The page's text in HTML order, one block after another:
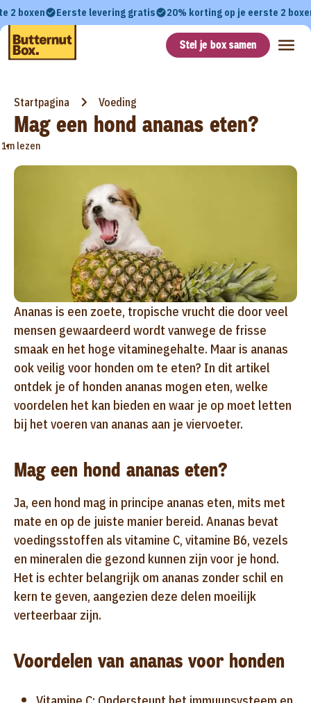
2 boxen Eerste levering gratis 20% korting op je eerste 2
Stel je box samen
Startpagina Voeding
Mag een hond ananas eten?
•
1m lezen
Ananas is een zoete, tropische vrucht die door veel
mensen gewaardeerd wordt vanwege de frisse
smaak en het hoge vitaminegehalte. Maar is ananas
ook veilig voor honden om te eten? In dit artikel
ontdek je of honden ananas mogen eten, welke
voordelen het kan bieden en waar je op moet letten
bij het voeren van ananas aan je viervoeter.
Mag een hond ananas eten?
Ja, een hond mag in principe ananas eten, mits met
mate en op de juiste manier bereid. Ananas bevat
voedingsstoffen als vitamine C, vitamine B6, vezels
en mineralen die gezond kunnen zijn voor je hond.
Het is echter belangrijk om ananas zonder schil en
kern te geven, aangezien deze delen moeilijk
verteerbaar zijn.
Voordelen van ananas voor honden